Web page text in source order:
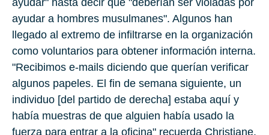
ayudar" hasta decir que "deberían ser violadas por
ayudar a hombres musulmanes". Algunos han
llegado al extremo de infiltrarse en la organización
como voluntarios para obtener información interna.
"Recibimos e-mails diciendo que querían verificar
algunos papeles. El fin de semana siguiente, un
individuo [del partido de derecha] estaba aquí y
había muestras de que alguien había usado la
fuerza para entrar a la oficina" recuerda Christiane.